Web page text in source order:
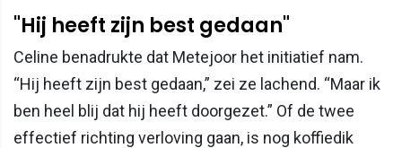
"Hij heeft zijn best gedaan"
Celine benadrukte dat Metejoor het initiatief nam.
“Hij heeft zijn best gedaan,” zei ze lachend. “Maar ik
ben heel blij dat hij heeft doorgezet.” Of de twee
effectief richting verloving gaan, is nog koffiedik